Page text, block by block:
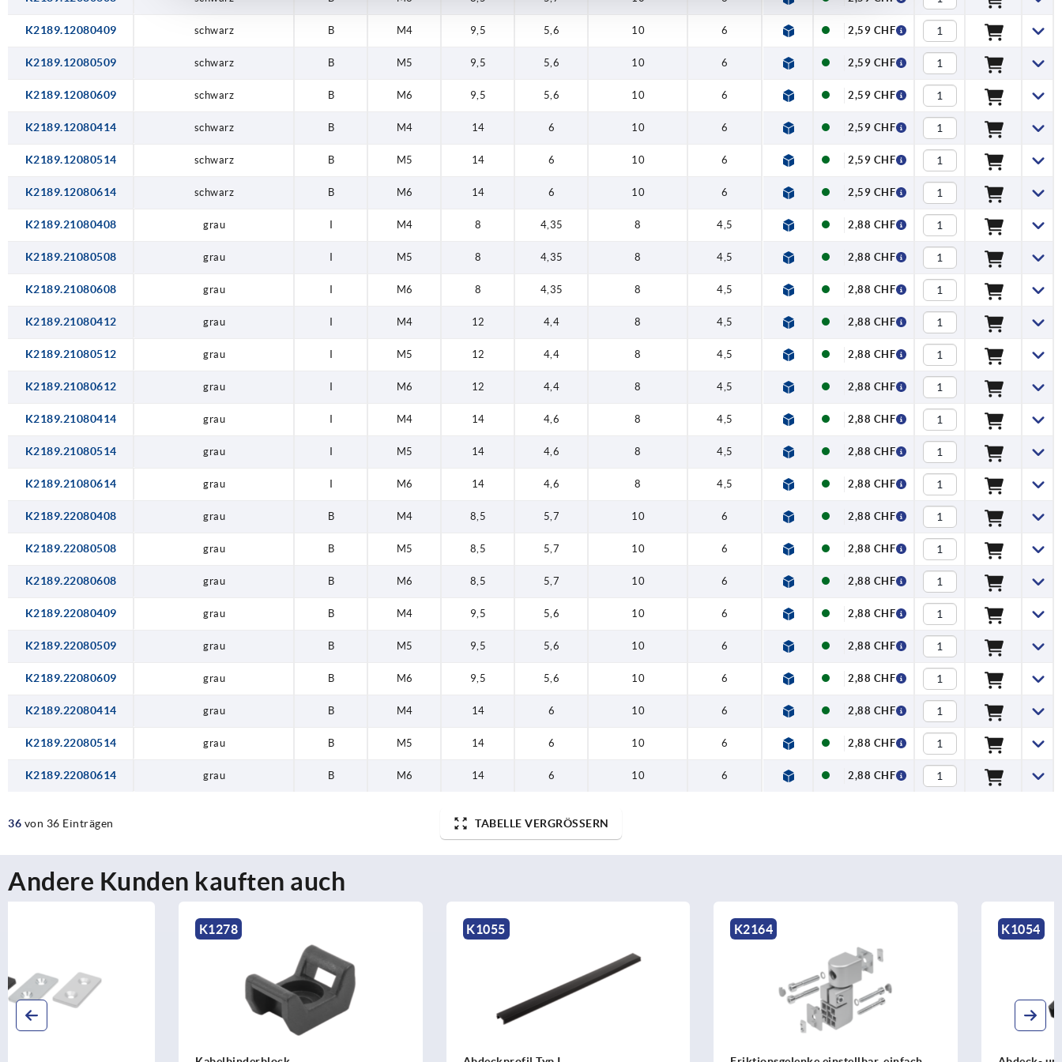
K2189.12080409 schwarz B M4 9,5 5,6 10 6 2,59 CHF
K2189.12080509 schwarz B M5 9,5 5,6 10 6 2,59 CHF
K2189.12080609 schwarz B M6 9,5 5,6 10 6 2,59 CHF
K2189.12080414 schwarz B M4 14 6 10 6 2,59 CHF
K2189.12080514 schwarz B M5 14 6 10 6 2,59 CHF
K2189.12080614 schwarz B M6 14 6 10 6 2,59 CHF
K2189.21080408 grau I M4 8 4,35 8 4,5 2,88 CHF
K2189.21080508 grau I M5 8 4,35 8 4,5 2,88 CHF
K2189.21080608 grau I M6 8 4,35 8 4,5 2,88 CHF
K2189.21080412 grau I M4 12 4,4 8 4,5 2,88 CHF
K2189.21080512 grau I M5 12 4,4 8 4,5 2,88 CHF
K2189.21080612 grau I M6 12 4,4 8 4,5 2,88 CHF
K2189.21080414 grau I M4 14 4,6 8 4,5 2,88 CHF
K2189.21080514 grau I M5 14 4,6 8 4,5 2,88 CHF
K2189.21080614 grau I M6 14 4,6 8 4,5 2,88 CHF
K2189.22080408 grau B M4 8,5 5,7 10 6 2,88 CHF
K2189.22080508 grau B M5 8,5 5,7 10 6 2,88 CHF
K2189.22080608 grau B M6 8,5 5,7 10 6 2,88 CHF
K2189.22080409 grau B M4 9,5 5,6 10 6 2,88 CHF
K2189.22080509 grau B M5 9,5 5,6 10 6 2,88 CHF
K2189.22080609 grau B M6 9,5 5,6 10 6 2,88 CHF
K2189.22080414 grau B M4 14 6 10 6 2,88 CHF
K2189.22080514 grau B M5 14 6 10 6 2,88 CHF
K2189.22080614 grau B M6 14 6 10 6 2,88 CHF
36 von 36 Einträgen TABELLE VERGRÖSSERN
Andere Kunden kauften auch